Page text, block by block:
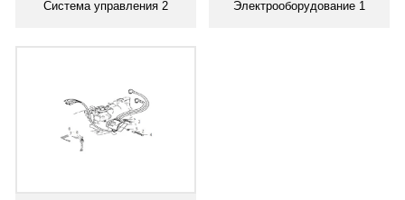
Система управления 2 Электрооборудование 1